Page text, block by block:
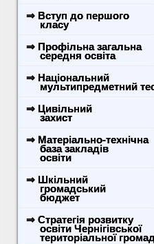
⇒ Вступ до першого
класу
⇒ Профільна загальна
середня освіта
⇒ Національний
мультипредметний
⇒ Цивільний
захист
⇒ Матеріально-технічна
база закладів
освіти
⇒ Шкільний
громадський
бюджет
⇒ Стратегія розвитку
освіти Чернігівської
територіальної